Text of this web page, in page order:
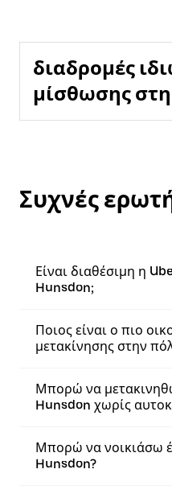
διαδρομές
μίσθωσης στη
Συχνές
Είναι διαθέσιμη η
Hunsdon;
Ποιος είναι ο πιο
μετακίνησης στην
Μπορώ να
Hunsdon χωρίς
Μπορώ να νοικιάσω
Hunsdon?